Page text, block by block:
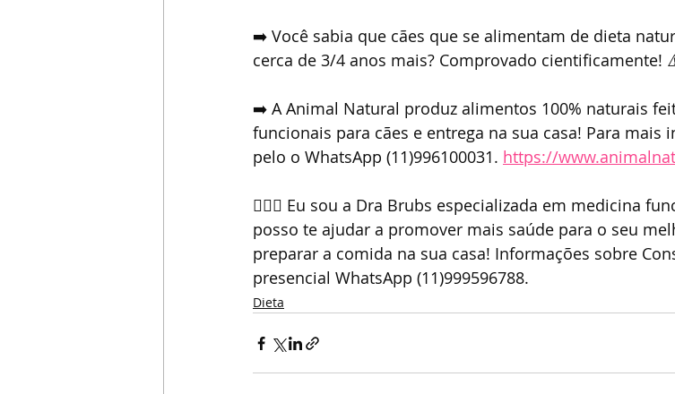
➡️ Você sabia que cães que se alimentam de dieta
cerca de 3/4 anos mais? Comprovado cientificamente!
➡️ A Animal Natural produz alimentos 100% naturais
funcionais para cães e entrega na sua casa! Para
pelo o WhatsApp (11)996100031. https://
👩🏼‍⚕️ Eu sou a Dra Brubs especializada em medicina
posso te ajudar a promover mais saúde para o seu
preparar a comida na sua casa! Informações sobre
presencial WhatsApp (11)999596788.
Dieta